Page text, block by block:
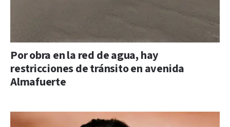
Por obra en la red de agua, hay
restricciones de tránsito en avenida
Almafuerte